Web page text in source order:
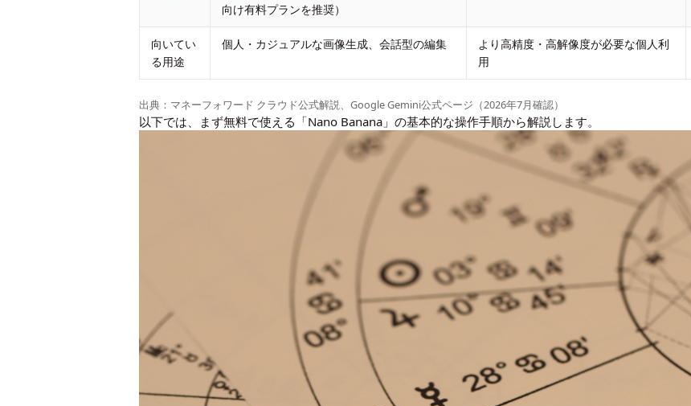
向け有料プランを推奨）
向いてい
る用途
個人・カジュアルな画像生成、会話型の編集
より高精度・高解像度が必要な個人利
用
出典： マネーフォワード クラウド公式解説、Google Gemini公式ページ （2026年7月確認）
以下では、まず無料で使える「Nano Banana」の基本的な操作手順から解説します。